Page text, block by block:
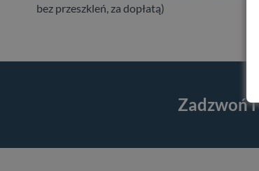
bez przeszkleń, za dopłatą)
Zadzwoń